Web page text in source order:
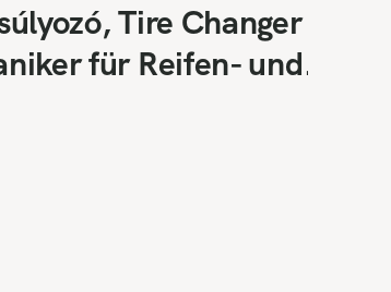
Tire Changer
für Reifen- und